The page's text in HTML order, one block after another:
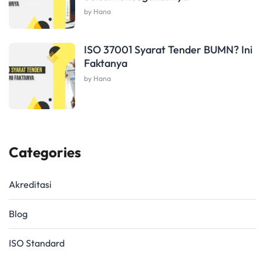
by Hana
ISO 37001 Syarat Tender BUMN? Ini
Faktanya
by Hana
Categories
Akreditasi
Blog
ISO Standard